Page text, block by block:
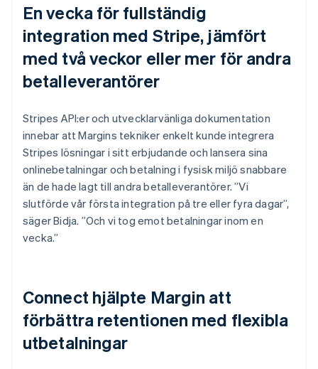
En vecka för fullständig
integration med Stripe, jämfört
med två veckor eller mer för andra
betalleverantörer
Stripes API:er och utvecklarvänliga dokumentation
innebar att Margins tekniker enkelt kunde integrera
Stripes lösningar i sitt erbjudande och lansera sina
onlinebetalningar och betalning i fysisk miljö snabbare
än de hade lagt till andra betalleverantörer. ”Vi
slutförde vår första integration på tre eller fyra dagar”,
säger Bidja. ”Och vi tog emot betalningar inom en
vecka.”
Connect hjälpte Margin att
förbättra retentionen med flexibla
utbetalningar